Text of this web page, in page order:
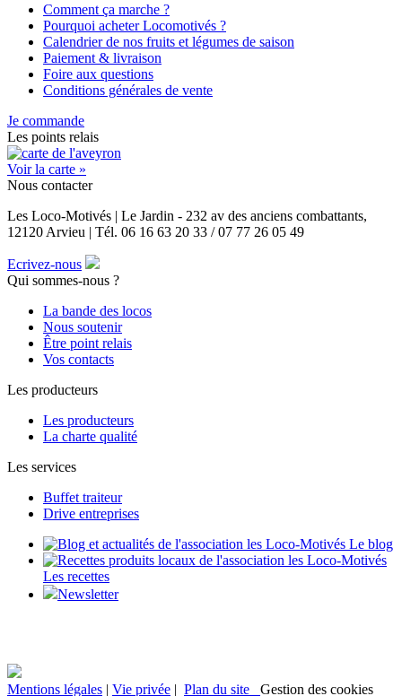
Comment ça marche ?
Pourquoi acheter Locomotivés ?
Calendrier de nos fruits et légumes de saison
Paiement & livraison
Foire aux questions
Conditions générales de vente
Je commande
Les points relais
Voir la carte »
Nous contacter
Les Loco-Motivés | Le Jardin - 232 av des anciens combattants,
12120 Arvieu | Tél. 06 16 63 20 33 / 07 77 26 05 49
Ecrivez-nous
Qui sommes-nous ?
La bande des locos
Nous soutenir
Être point relais
Vos contacts
Les producteurs
Les producteurs
La charte qualité
Les services
Buffet traiteur
Drive entreprises
Le blog
Les recettes
Newsletter
Mentions légales | Vie privée | Plan du site Gestion des cookies